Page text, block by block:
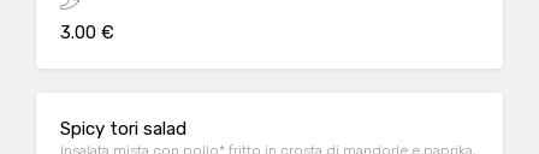
3.00 €
Spicy tori salad
Insalata mista con pollo* fritto in crosta di mandorle e paprika,